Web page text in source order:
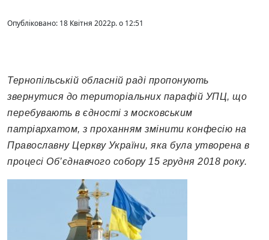
Опубліковано: 18 Квітня 2022р. о 12:51
Тернопільській обласній раді пропонують
звернутися до територіальних парафій УПЦ, що
перебувають в єдності з московським
патріархатом, з проханням змінити конфесію на
Православну Церкву України, яка була утворена в
процесі Об’єднавчого собору 15 грудня 2018 року.